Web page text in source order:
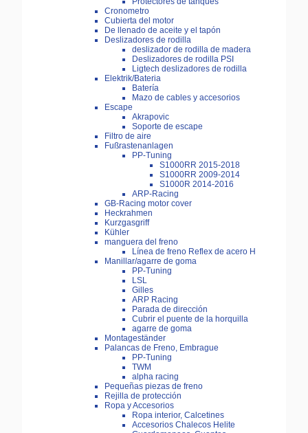
Cronometro
Cubierta del motor
De llenado de aceite y el tapón
Deslizadores de rodilla
deslizador de rodilla de madera
Deslizadores de rodilla PSI
Ligtech deslizadores de rodilla
Elektrik/Bateria
Batería
Mazo de cables y accesorios
Escape
Akrapovic
Soporte de escape
Filtro de aire
Fußrastenanlagen
PP-Tuning
S1000RR 2015-2018
S1000RR 2009-2014
S1000R 2014-2016
ARP-Racing
GB-Racing motor cover
Heckrahmen
Kurzgasgriff
Kühler
manguera del freno
Línea de freno Reflex de acero H
Manillar/agarre de goma
PP-Tuning
LSL
Gilles
ARP Racing
Parada de dirección
Cubrir el puente de la horquilla
agarre de goma
Montageständer
Palancas de Freno, Embrague
PP-Tuning
TWM
alpha racing
Pequeñas piezas de freno
Rejilla de protección
Ropa y Accesorios
Ropa interior, Calcetines
Accesorios Chalecos Helite